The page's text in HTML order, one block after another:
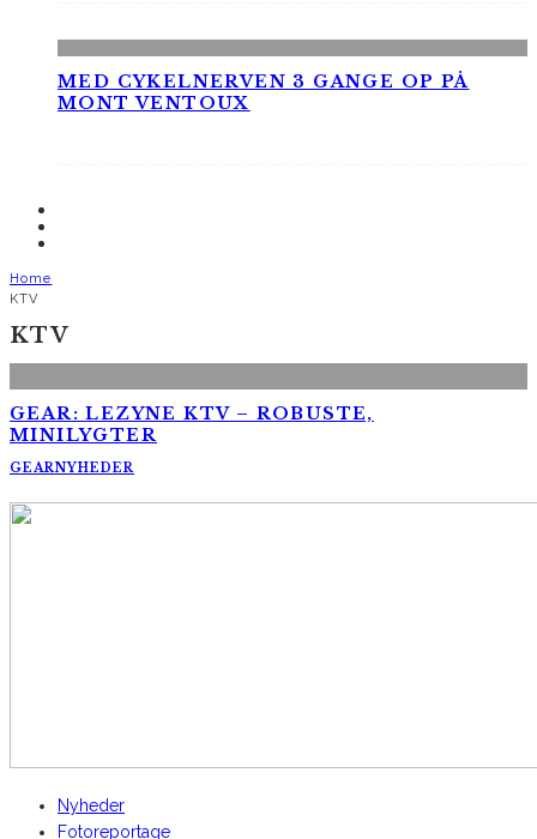
MED CYKELNERVEN 3 GANGE OP PÅ
MONT VENTOUX
Home
KTV
KTV
GEAR: LEZYNE KTV – ROBUSTE,
MINILYGTER
GEARNYHEDER
Nyheder
Fotoreportage